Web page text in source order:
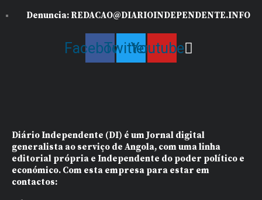
Denuncia:REDACAO@DIARIOINDEPENDENTE.INFO
FacebookTwitterYoutube
Diário Independente (DI) é um Jornal digital
generalista ao serviço de Angola, com uma linha
editorial própria e Independente do poder político e
económico. Com esta empresa para estar em
contactos: